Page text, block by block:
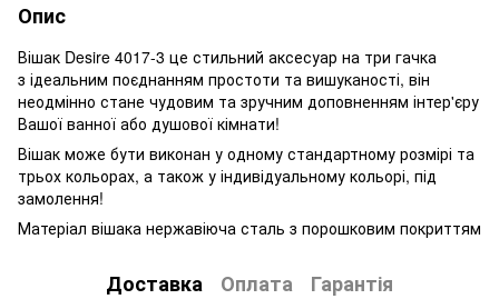
Опис
Вішак Desire 4017-3 це стильний аксесуар на три гачка
з ідеальним поєднанням простоти та вишуканості, він
неодмінно стане чудовим та зручним доповненням інтер'єру
Вашої ванної або душової кімнати!
Вішак може бути виконан у одному стандартному розмірі та
трьох кольорах, а також у індивідуальному кольорі, під
замолення!
Матеріал вішака нержавіюча сталь з порошковим покриттям
Доставка Оплата Гарантія